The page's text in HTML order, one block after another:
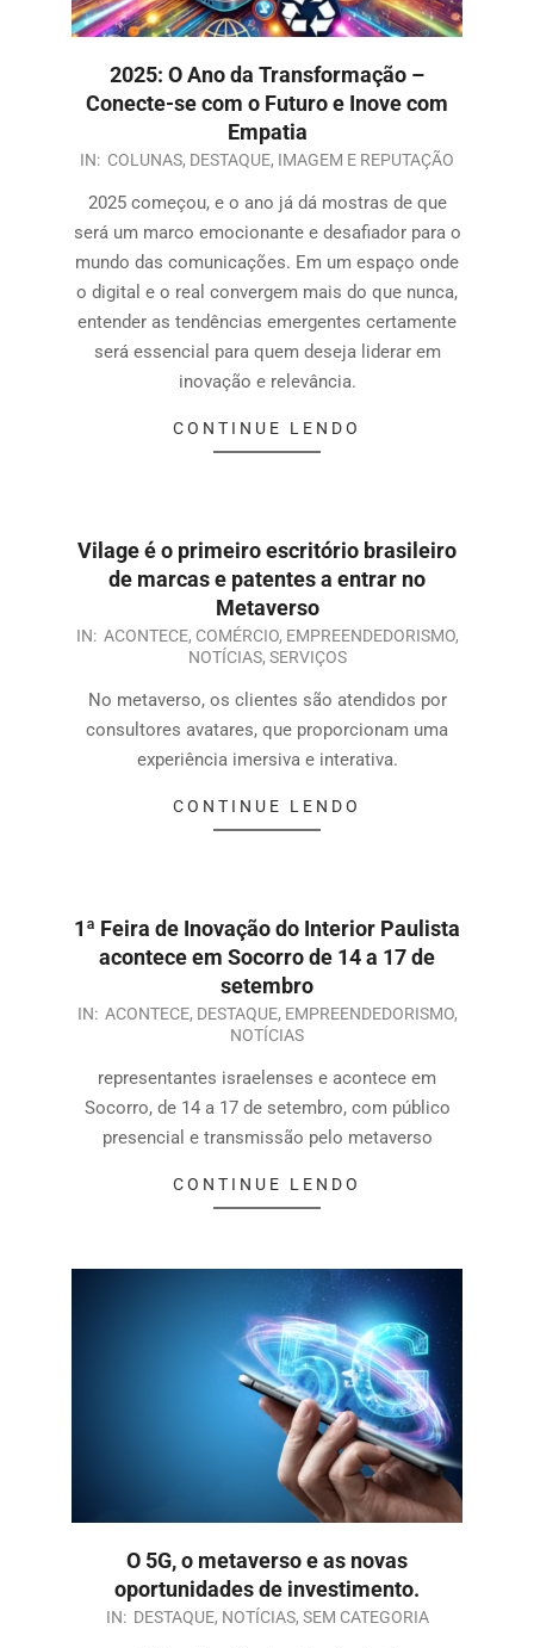
2025: O Ano da Transformação –
Conecte-se com o Futuro e Inove com
Empatia
IN: COLUNAS, DESTAQUE, IMAGEM E REPUTAÇÃO
2025 começou, e o ano já dá mostras de que
será um marco emocionante e desafiador para o
mundo das comunicações. Em um espaço onde
o digital e o real convergem mais do que nunca,
entender as tendências emergentes certamente
será essencial para quem deseja liderar em
inovação e relevância.
CONTINUE LENDO
Vilage é o primeiro escritório brasileiro
de marcas e patentes a entrar no
Metaverso
IN: ACONTECE, COMÉRCIO, EMPREENDEDORISMO,
NOTÍCIAS, SERVIÇOS
No metaverso, os clientes são atendidos por
consultores avatares, que proporcionam uma
experiência imersiva e interativa.
CONTINUE LENDO
1ª Feira de Inovação do Interior Paulista
acontece em Socorro de 14 a 17 de
setembro
IN: ACONTECE, DESTAQUE, EMPREENDEDORISMO,
NOTÍCIAS
representantes israelenses e acontece em
Socorro, de 14 a 17 de setembro, com público
presencial e transmissão pelo metaverso
CONTINUE LENDO
O 5G, o metaverso e as novas
oportunidades de investimento.
IN: DESTAQUE, NOTÍCIAS, SEM CATEGORIA